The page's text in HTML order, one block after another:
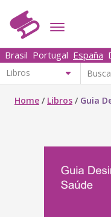
Brasil Portugal España
Home / Libros / Guia